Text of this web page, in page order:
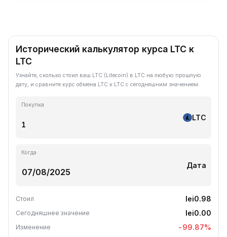
Исторический калькулятор курса LTC к
LTC
Узнайте, сколько стоил ваш LTC (Litecoin) в LTC на любую прошлую
дату, и сравните курс обмена LTC к LTC с сегодняшним значением.
Покупка
LTC
Когда
Дата
Стоил lei0.98
Сегодняшнее значение lei0.00
Изменение -99.87%